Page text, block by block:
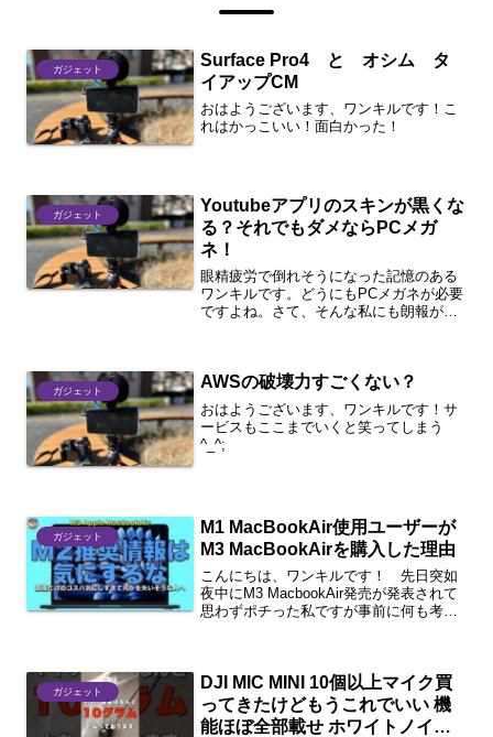
ガジェット
Surface Pro4 と オシム タ
イアップCM
おはようございます、ワンキルです！こ
れはかっこいい！面白かった！
ガジェット
Youtubeアプリのスキンが黒くな
る？それでもダメならPCメガ
ネ！
眼精疲労で倒れそうになった記憶のある
ワンキルです。どうにもPCメガネが必要
ですよね。さて、そんな私にも朗報が！
ースされ...
ガジェット AWSの破壊力すごくない？
おはようございます、ワンキルです！サ
ービスもここまでいくと笑ってしまう
^_^;
ガジェット
M1 MacBookAir使用ユーザーが
M3 MacBookAirを購入した理由
こんにちは、ワンキルです！ 先日突如
夜中にM3 MacbookAir発売が発表されて
思わずポチった私ですが事前に何も考え
分まとめ・...
ガジェット
DJI MIC MINI 10個以上マイク買
ってきたけどもうこれでいい 機
能ほぼ全部載せ ホワイトノイズ